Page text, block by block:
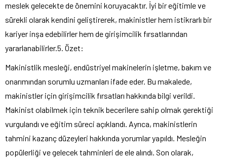
meslek gelecekte de önemini koruyacaktır. İyi bir eğitimle ve
sürekli olarak kendini geliştirerek, makinistler hem istikrarlı bir
kariyer inşa edebilirler hem de girişimcilik fırsatlarından
yararlanabilirler.5. Özet:
Makinistlik mesleği, endüstriyel makinelerin işletme, bakım ve
onarımından sorumlu uzmanları ifade eder. Bu makalede,
makinistler için girişimcilik fırsatları hakkında bilgi verildi.
Makinist olabilmek için teknik becerilere sahip olmak gerektiği
vurgulandı ve eğitim süreci açıklandı. Ayrıca, makinistlerin
tahmini kazanç düzeyleri hakkında yorumlar yapıldı. Mesleğin
popülerliği ve gelecek tahminleri de ele alındı. Son olarak,